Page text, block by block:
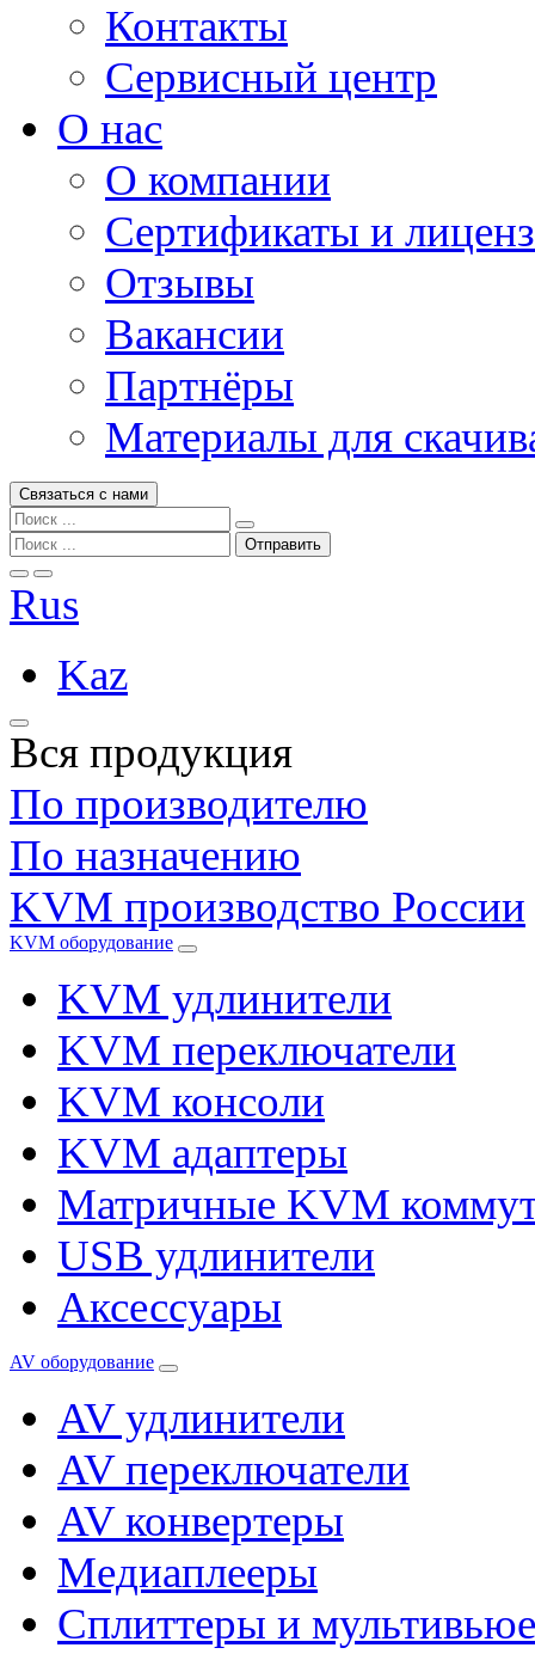
Контакты
Сервисный центр
О нас
О компании
Сертификаты и
Отзывы
Вакансии
Партнёры
Материалы для
Связаться с нами
Rus
Kaz
Вся продукция
По производителю
По назначению
KVM производство России
KVM оборудование
KVM удлинители
KVM переключатели
KVM консоли
KVM адаптеры
Матричные KVM
USB удлинители
Аксессуары
AV оборудование
AV удлинители
AV переключатели
AV конвертеры
Медиаплееры
Сплиттеры и